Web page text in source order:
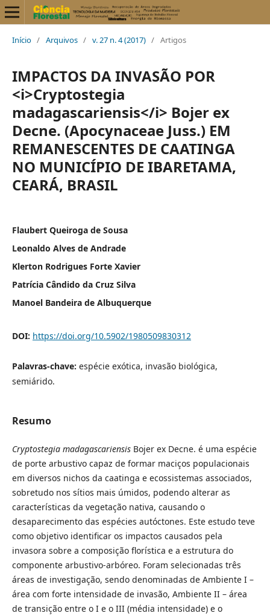
Início / Arquivos / v. 27 n. 4 (2017) / Artigos
IMPACTOS DA INVASÃO POR
<i>Cryptostegia
madagascariensis</i> Bojer ex
Decne. (Apocynaceae Juss.) EM
REMANESCENTES DE CAATINGA
NO MUNICÍPIO DE IBARETAMA,
CEARÁ, BRASIL
Flaubert Queiroga de Sousa
Leonaldo Alves de Andrade
Klerton Rodrigues Forte Xavier
Patrícia Cândido da Cruz Silva
Manoel Bandeira de Albuquerque
DOI: https://doi.org/10.5902/1980509830312
Palavras-chave: espécie exótica, invasão biológica,
semiárido.
Resumo
Cryptostegia madagascariensisBojer ex Decne. é uma espécie
de porte arbustivo capaz de formar maciços populacionais
em diversos nichos da caatinga e ecossistemas associados,
sobretudo nos sítios mais úmidos, podendo alterar as
características da vegetação nativa, causando o
desaparecimento das espécies autóctones. Este estudo teve
como objetivo identificar os impactos causados pela
invasora sobre a composição florística e a estrutura do
componente arbustivo-arbóreo. Foram selecionadas três
áreas de investigação, sendo denominadas de Ambiente I –
área com forte intensidade de invasão, Ambiente II – área
de transição entre o I e o III (média intensidade) e o